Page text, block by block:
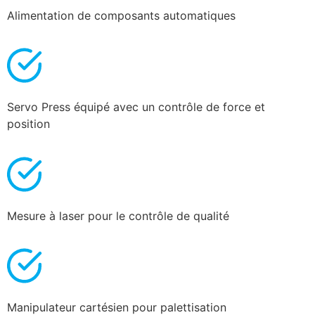
Alimentation de composants automatiques
Servo Press équipé avec un contrôle de force et
position
Mesure à laser pour le contrôle de qualité
Manipulateur cartésien pour palettisation